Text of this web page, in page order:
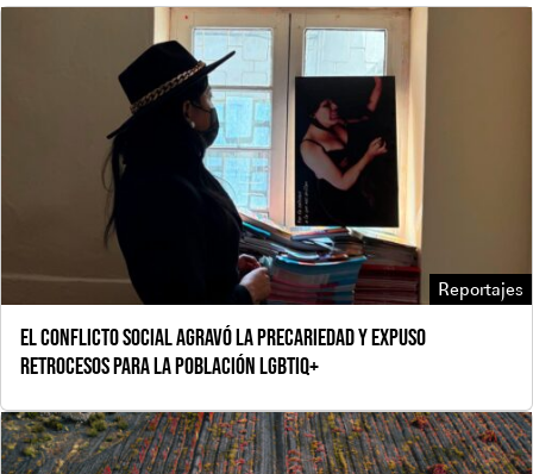
Reportajes
El conflicto social agravó la precariedad y expuso
retrocesos para la población LGBTIQ+